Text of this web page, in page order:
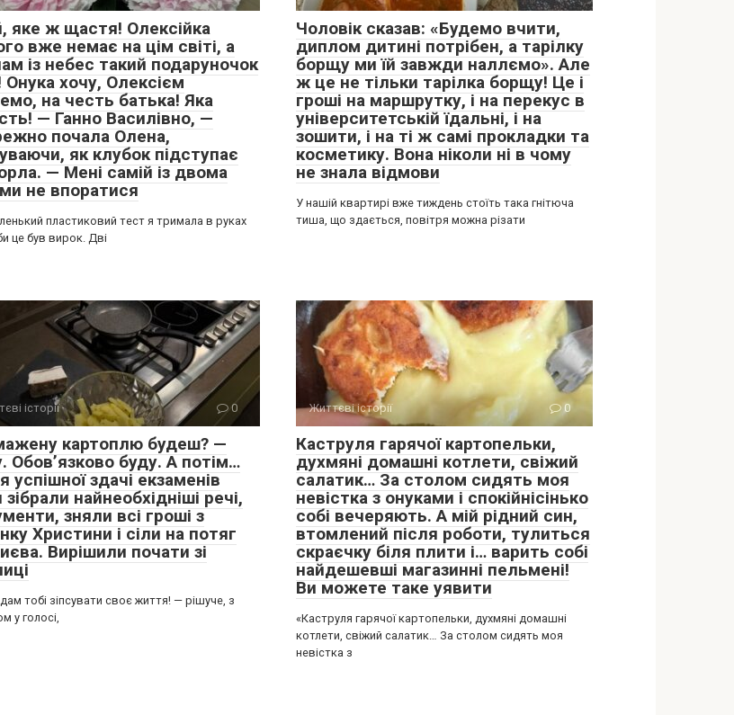
яке ж щастя! Олексійка
вже немає на цім світі, а
із небес такий подаруночок
хочу, Олексієм
на честь батька! Яка
— Ганно Василівно, —
почала Олена,
як клубок підступає
— Мені самій із двома
не впоратися
пластиковий тест я тримала в руках
це був вирок. Дві
Чоловік сказав: «Будемо вчити,
диплом дитині потрібен, а тарілку
борщу ми їй завжди наллємо». Але
ж це не тільки тарілка борщу! Це і
гроші на маршрутку, і на перекус в
університетській їдальні, і на
зошити, і на ті ж самі прокладки та
косметику. Вона ніколи ні в чому
не знала відмови
У нашій квартирі вже тиждень стоїть така гнітюча
тиша, що здається, повітря можна різати
історії 0
картоплю будеш? —
Обов’язково буду. А потім…
успішної здачі екзаменів
найнеобхідніші речі,
зняли всі гроші з
Христини і сіли на потяг
Вирішили почати зі
тобі зіпсувати своє життя! — рішуче, з
у голосі,
Життєві історії 0
Каструля гарячої картопельки,
духмяні домашні котлети, свіжий
салатик… За столом сидять моя
невістка з онуками і спокійнісінько
собі вечеряють. А мій рідний син,
втомлений після роботи, тулиться
скраєчку біля плити і… варить собі
найдешевші магазинні пельмені!
Ви можете таке уявити
«Каструля гарячої картопельки, духмяні домашні
котлети, свіжий салатик… За столом сидять моя
невістка з